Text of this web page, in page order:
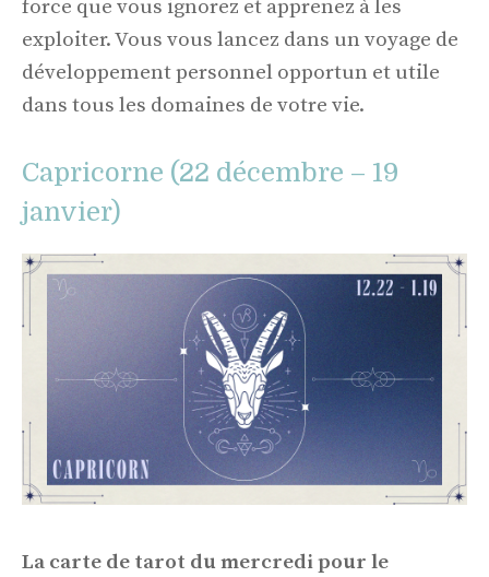
force que vous ignorez et apprenez à les
exploiter. Vous vous lancez dans un voyage de
développement personnel opportun et utile
dans tous les domaines de votre vie.
Capricorne (22 décembre – 19
janvier)
La carte de tarot du mercredi pour le